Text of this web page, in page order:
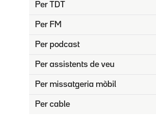
Per TDT
Per FM
Per podcast
Per assistents de veu
Per missatgeria mòbil
Per cable